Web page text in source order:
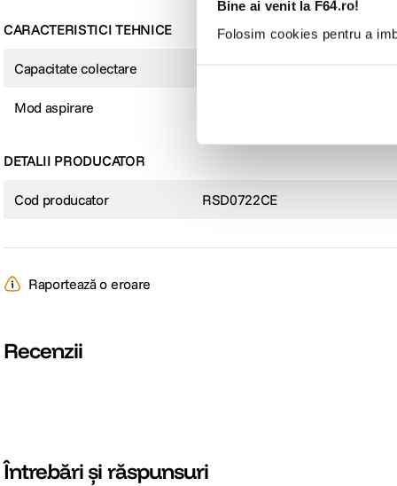
Bine ai venit la F64.ro!
Folosim cookies pentru a
CARACTERISTICI TEHNICE
Capacitate colectare 0.76l
Mod aspirare
DETALII PRODUCATOR
Cod producator RSD0722CE
Raportează o eroare
Recenzii
Întrebări și răspunsuri